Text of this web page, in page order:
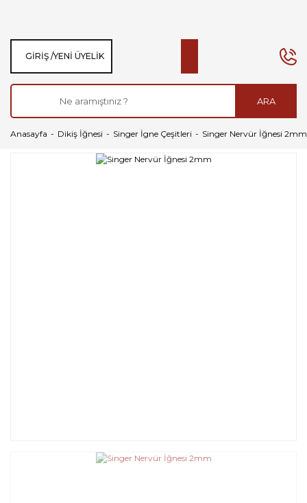
ARA
GIRIŞ /YENI ÜYELIK
Anasayfa Dikiş İğnesi Singer İgne Çeşitleri Singer Nervür İğnesi 2mm